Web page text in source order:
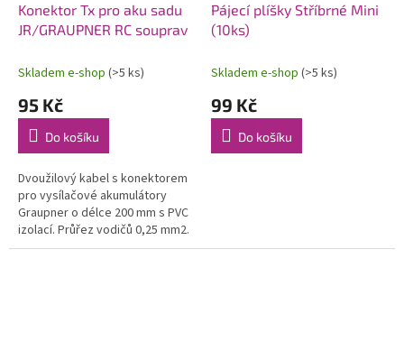
Konektor Tx pro aku sadu
JR/GRAUPNER RC souprav
Skladem e-shop (>5 ks)
95 Kč
Do košíku
Dvoužilový kabel s konektorem
pro vysílačové akumulátory
Graupner o délce 200 mm s PVC
izolací. Průřez vodičů 0,25 mm2.
Vyrobeno v Německu.
Pájecí plíšky Stříbrné Mini
(10ks)
Skladem e-shop (>5 ks)
99 Kč
Do košíku